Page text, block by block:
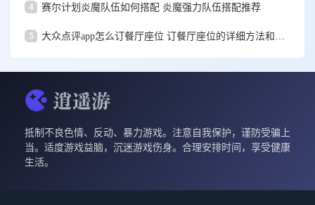
4 赛尔计划炎魔队伍如何搭配 炎魔强力队伍搭配推荐
5
抵制不良色情、反动、暴力游戏。注意自我保护，谨防受骗上
当。适度游戏益脑，沉迷游戏伤身。合理安排时间，享受健康
生活。